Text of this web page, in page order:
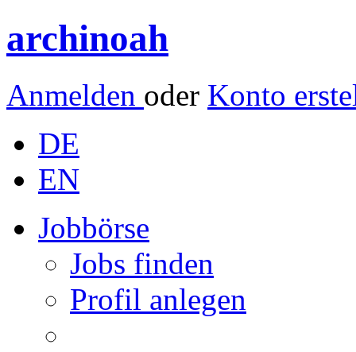
archinoah
Anmelden oder Konto
DE
EN
Jobbörse
Jobs finden
Profil anlegen